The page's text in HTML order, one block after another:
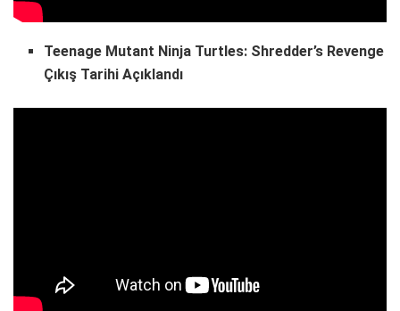
Teenage Mutant Ninja Turtles: Shredder’s Revenge
Çıkış Tarihi Açıklandı